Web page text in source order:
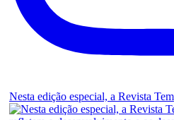
Nesta edição especial, a Revista